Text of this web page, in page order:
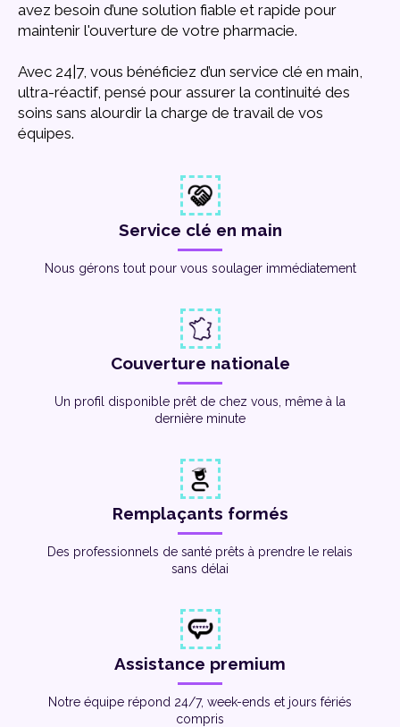
avez besoin d’une solution fiable et rapide pour
maintenir l'ouverture de votre pharmacie.
Avec 24|7, vous bénéficiez d’un service clé en main,
ultra-réactif, pensé pour assurer la continuité des
soins sans alourdir la charge de travail de vos
équipes.
Service clé en main
Nous gérons tout pour vous soulager immédiatement
Couverture nationale
Un profil disponible prêt de chez vous, même à la
dernière minute
Remplaçants formés
Des professionnels de santé prêts à prendre le relais
sans délai
Assistance premium
Notre équipe répond 24/7, week-ends et jours fériés
compris